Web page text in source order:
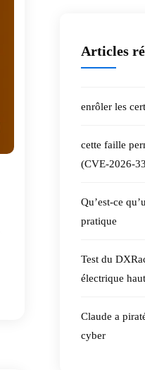
Articles
enrôler les
cette faille
(CVE-2026-
Qu’est-ce
pratique
Test du
électrique
Claude a
cyber